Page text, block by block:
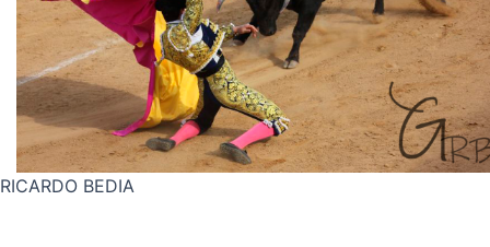
RICARDO BEDIA